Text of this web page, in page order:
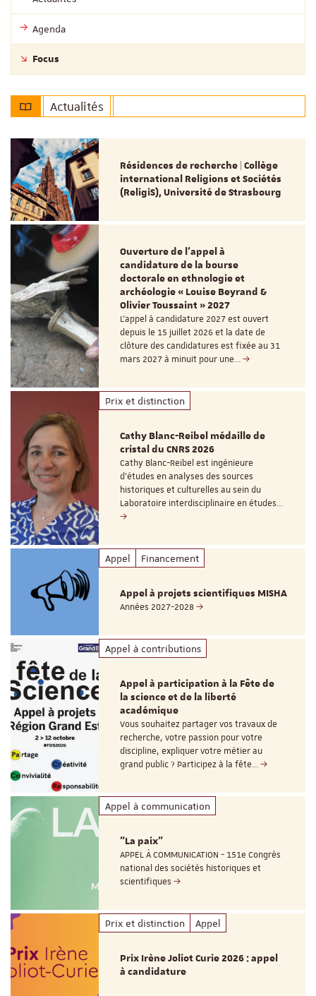
Agenda
Focus
Actualités
Résidences de recherche | Collège
international Religions et Sociétés
(ReligiS), Université de Strasbourg
Ouverture de l'appel à
candidature de la bourse
doctorale en ethnologie et
archéologie « Louise Beyrand &
Olivier Toussaint » 2027
L’appel à candidature 2027 est ouvert
depuis le 15 juillet 2026 et la date de
clôture des candidatures est fixée au 31
mars 2027 à minuit pour une…
Prix et distinction
Cathy Blanc-Reibel médaille de
cristal du CNRS 2026
Cathy Blanc-Reibel est ingénieure
d’études en analyses des sources
historiques et culturelles au sein du
Laboratoire interdisciplinaire en études…
Appel Financement
Appel à projets scientifiques MISHA
Années 2027-2028
Appel à contributions
Appel à participation à la Fête de
la science et de la liberté
académique
Vous souhaitez partager vos travaux de
recherche, votre passion pour votre
discipline, expliquer votre métier au
grand public ? Participez à la fête…
Appel à communication
"La paix"
APPEL À COMMUNICATION - 151e Congrès
national des sociétés historiques et
scientifiques
Prix et distinction Appel
Prix Irène Joliot Curie 2026 : appel
à candidature